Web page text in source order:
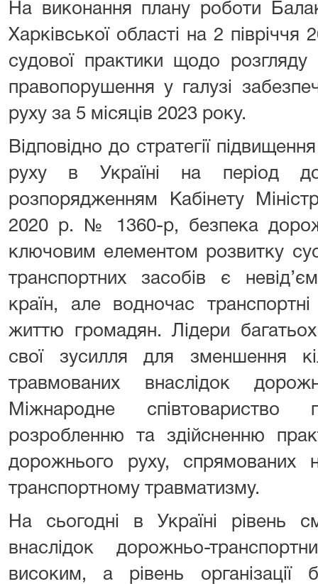
На виконання плану роботи
Харківської області на 2
судової практики щодо розгляду
правопорушення у галузі
руху за 5 місяців 2023 року.
Відповідно до стратегії
руху в Україні на період
розпорядженням Кабінету
2020 р. № 1360-р, безпека
ключовим елементом розвитку
транспортних засобів є
країн, але водночас
життю громадян. Лідери
свої зусилля для зменшення
травмованих внаслідок
Міжнародне співтовариство
розробленню та здійсненню
дорожнього руху, спрямованих
транспортному травматизму.
На сьогодні в Україні рівень
внаслідок дорожньо-
високим, а рівень організації